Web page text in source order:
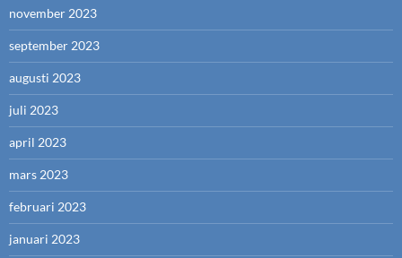
november 2023
september 2023
augusti 2023
juli 2023
april 2023
mars 2023
februari 2023
januari 2023